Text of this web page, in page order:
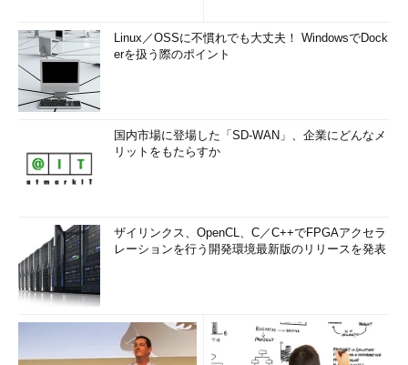
Linux／OSSに不慣れでも大丈夫！ WindowsでDock
erを扱う際のポイント
国内市場に登場した「SD-WAN」、企業にどんなメ
リットをもたらすか
ザイリンクス、OpenCL、C／C++でFPGAアクセラ
レーションを行う開発環境最新版のリリースを発表